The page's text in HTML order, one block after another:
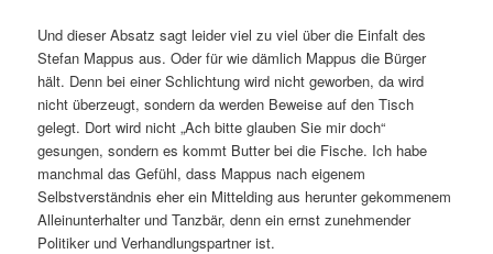
Und dieser Absatz sagt leider viel zu viel über die Einfalt des
Stefan Mappus aus. Oder für wie dämlich Mappus die Bürger
hält. Denn bei einer Schlichtung wird nicht geworben, da wird
nicht überzeugt, sondern da werden Beweise auf den Tisch
gelegt. Dort wird nicht „Ach bitte glauben Sie mir doch“
gesungen, sondern es kommt Butter bei die Fische. Ich habe
manchmal das Gefühl, dass Mappus nach eigenem
Selbstverständnis eher ein Mittelding aus herunter gekommenem
Alleinunterhalter und Tanzbär, denn ein ernst zunehmender
Politiker und Verhandlungspartner ist.